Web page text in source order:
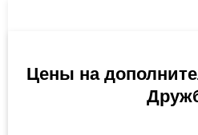
Цены на